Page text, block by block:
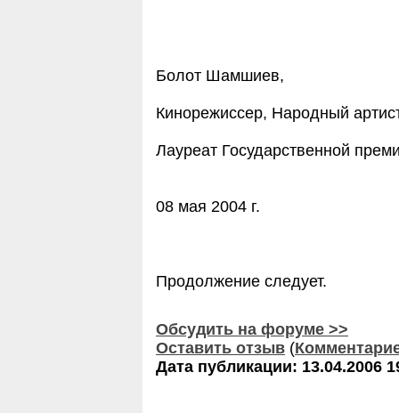
Болот Шамшиев,
Кинорежиссер, Народный
Лауреат Государственной
08 мая 2004 г.
Продолжение следует.
Обсудить на форуме >>
Оставить отзыв (
Дата публикации: 13.04.2006